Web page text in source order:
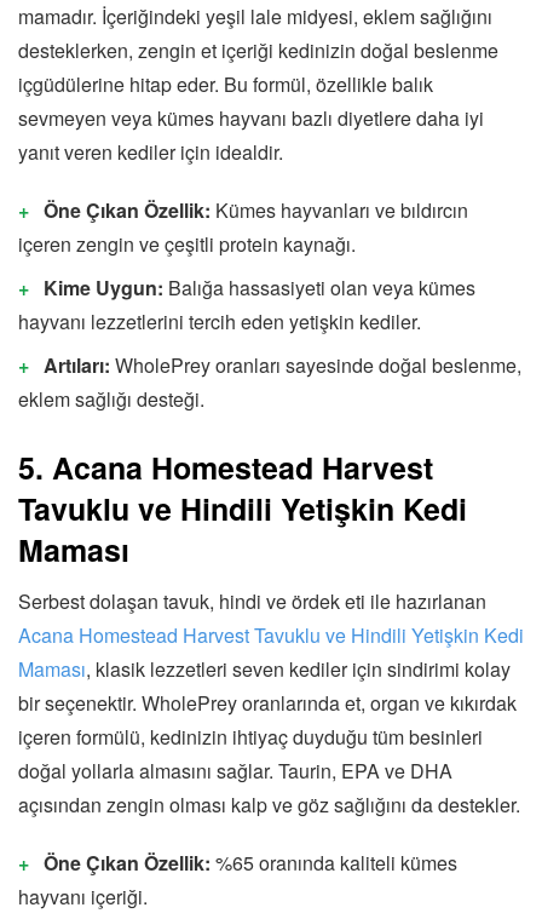
mamadır. İçeriğindeki yeşil lale midyesi, eklem sağlığını
desteklerken, zengin et içeriği kedinizin doğal beslenme
içgüdülerine hitap eder. Bu formül, özellikle balık
sevmeyen veya kümes hayvanı bazlı diyetlere daha iyi
yanıt veren kediler için idealdir.
Öne Çıkan Özellik: Kümes hayvanları ve bıldırcın
içeren zengin ve çeşitli protein kaynağı.
Kime Uygun: Balığa hassasiyeti olan veya kümes
hayvanı lezzetlerini tercih eden yetişkin kediler.
Artıları: WholePrey oranları sayesinde doğal beslenme,
eklem sağlığı desteği.
5. Acana Homestead Harvest
Tavuklu ve Hindili Yetişkin Kedi
Maması
Serbest dolaşan tavuk, hindi ve ördek eti ile hazırlanan
Acana Homestead Harvest Tavuklu ve Hindili Yetişkin Kedi
Maması, klasik lezzetleri seven kediler için sindirimi kolay
bir seçenektir. WholePrey oranlarında et, organ ve kıkırdak
içeren formülü, kedinizin ihtiyaç duyduğu tüm besinleri
doğal yollarla almasını sağlar. Taurin, EPA ve DHA
açısından zengin olması kalp ve göz sağlığını da destekler.
Öne Çıkan Özellik: %65 oranında kaliteli kümes
hayvanı içeriği.